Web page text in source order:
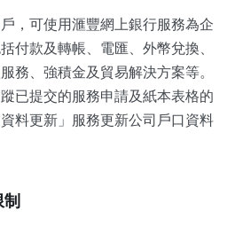
，可使用滙豐網上銀行服務為企
付款及轉帳、電匯、外幣兌換、
務、強積金及貿易解決方案等。
已提交的服務申請及紙本表格的
料更新」服務更新公司戶口資料